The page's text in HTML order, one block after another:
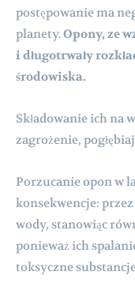
postępowanie ma
planety.Opony, ze
i długotrwały
środowiska.
Składowanie ich na
zagrożenie,
Porzucanie opon w
konsekwencje:
wody, stanowiąc
ponieważ ich
toksyczne